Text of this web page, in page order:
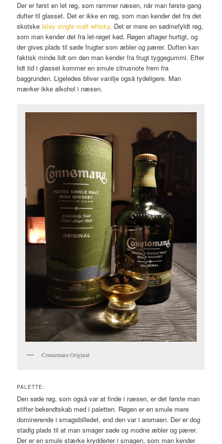
Der er først en let røg, som rammer næsen, når man første gang
dufter til glasset. Det er ikke en røg, som man kender det fra det
skotske Islay single malt whisky. Det er mere en sødmefyldt røg,
som man kender det fra let-røget kød. Røgen aftager hurtigt, og
der gives plads til søde frugter som æbler og pærer. Duften kan
faktisk minde lidt om den man kender fra frugt tyggegummi. Efter
lidt tid i glasset kommer en smule citrusnote frem fra
baggrunden. Ligeledes bliver vanilje også tydeligere. Man
mærker ikke alkohol i næsen.
Connemara Original
PALETTE:
Den søde røg, som også var at finde i næsen, er det første man
stifter bekendtskab med i paletten. Røgen er en smule mere
dominerende i smagsbilledet, end den var i aromaen. Der er dog
stadig plads til at man smager søde og modne æbler og pærer.
Der er en smule stærke krydderier i smagen, som man kender